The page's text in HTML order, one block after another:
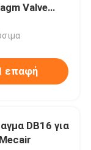
Valve
επαφή
DB16 για